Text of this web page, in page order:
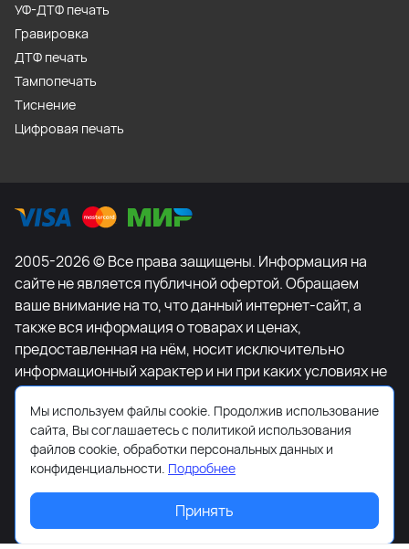
УФ-ДТФ печать
Гравировка
ДТФ печать
Тампопечать
Тиснение
Цифровая печать
2005-2026 © Все права защищены. Информация на
сайте не является публичной офертой. Обращаем
ваше внимание на то, что данный интернет-сайт, а
также вся информация о товарах и ценах,
предоставленная на нём, носит исключительно
информационный характер и ни при каких условиях не
является публичной офертой, определяемой
положениями Статьи 437 Гражданского кодекса
Российской Федерации. Для получения подробной
информации о наличии и стоимости указанных
товаров и (или) услуг, пожалуйста, обращайтесь к
менеджеру сайта с помощью специальной формы
связи или по телефону +7-495-627-77-11.
Мы используем файлы cookie. Продолжив использование
сайта, Вы соглашаетесь с политикой использования
файлов cookie, обработки персональных данных и
конфиденциальности. Подробнее
Принять